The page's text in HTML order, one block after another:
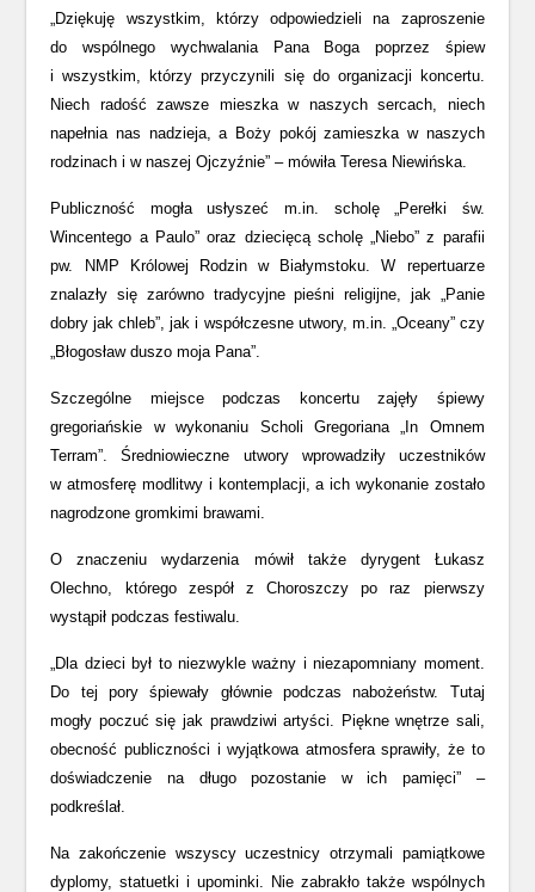
„Dziękuję wszystkim, którzy odpowiedzieli na zaproszenie
do wspólnego wychwalania Pana Boga poprzez śpiew
i wszystkim, którzy przyczynili się do organizacji koncertu.
Niech radość zawsze mieszka w naszych sercach, niech
napełnia nas nadzieja, a Boży pokój zamieszka w naszych
rodzinach i w naszej Ojczyźnie” – mówiła Teresa Niewińska.
Publiczność mogła usłyszeć m.in. scholę „Perełki św.
Wincentego a Paulo” oraz dziecięcą scholę „Niebo” z parafii
pw. NMP Królowej Rodzin w Białymstoku. W repertuarze
znalazły się zarówno tradycyjne pieśni religijne, jak „Panie
dobry jak chleb”, jak i współczesne utwory, m.in. „Oceany” czy
„Błogosław duszo moja Pana”.
Szczególne miejsce podczas koncertu zajęły śpiewy
gregoriańskie w wykonaniu Scholi Gregoriana „In Omnem
Terram”. Średniowieczne utwory wprowadziły uczestników
w atmosferę modlitwy i kontemplacji, a ich wykonanie zostało
nagrodzone gromkimi brawami.
O znaczeniu wydarzenia mówił także dyrygent Łukasz
Olechno, którego zespół z Choroszczy po raz pierwszy
wystąpił podczas festiwalu.
„Dla dzieci był to niezwykle ważny i niezapomniany moment.
Do tej pory śpiewały głównie podczas nabożeństw. Tutaj
mogły poczuć się jak prawdziwi artyści. Piękne wnętrze sali,
obecność publiczności i wyjątkowa atmosfera sprawiły, że to
doświadczenie na długo pozostanie w ich pamięci” –
podkreślał.
Na zakończenie wszyscy uczestnicy otrzymali pamiątkowe
dyplomy, statuetki i upominki. Nie zabrakło także wspólnych